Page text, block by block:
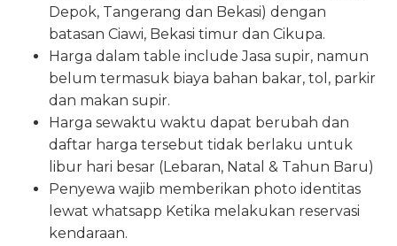
Depok, Tangerang dan Bekasi) dengan
batasan Ciawi, Bekasi timur dan Cikupa.
Harga dalam table include Jasa supir, namun
belum termasuk biaya bahan bakar, tol, parkir
dan makan supir.
Harga sewaktu waktu dapat berubah dan
daftar harga tersebut tidak berlaku untuk
libur hari besar (Lebaran, Natal & Tahun Baru)
Penyewa wajib memberikan photo identitas
lewat whatsapp Ketika melakukan reservasi
kendaraan.